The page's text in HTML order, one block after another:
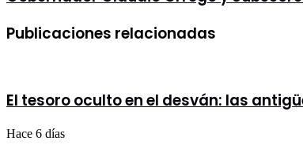
toldos
azules
anuncia
más
de
Claudio
y
agenda
seguridad
Publicaciones relacionadas
El tesoro oculto en el desván: las
Hace 6 días